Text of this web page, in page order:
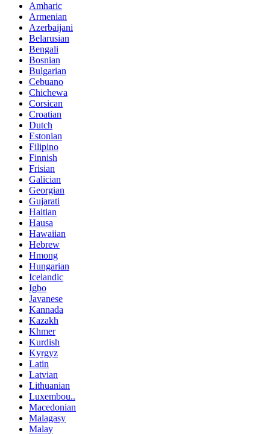
Amharic
Armenian
Azerbaijani
Belarusian
Bengali
Bosnian
Bulgarian
Cebuano
Chichewa
Corsican
Croatian
Dutch
Estonian
Filipino
Finnish
Frisian
Galician
Georgian
Gujarati
Haitian
Hausa
Hawaiian
Hebrew
Hmong
Hungarian
Icelandic
Igbo
Javanese
Kannada
Kazakh
Khmer
Kurdish
Kyrgyz
Latin
Latvian
Lithuanian
Luxembou..
Macedonian
Malagasy
Malay